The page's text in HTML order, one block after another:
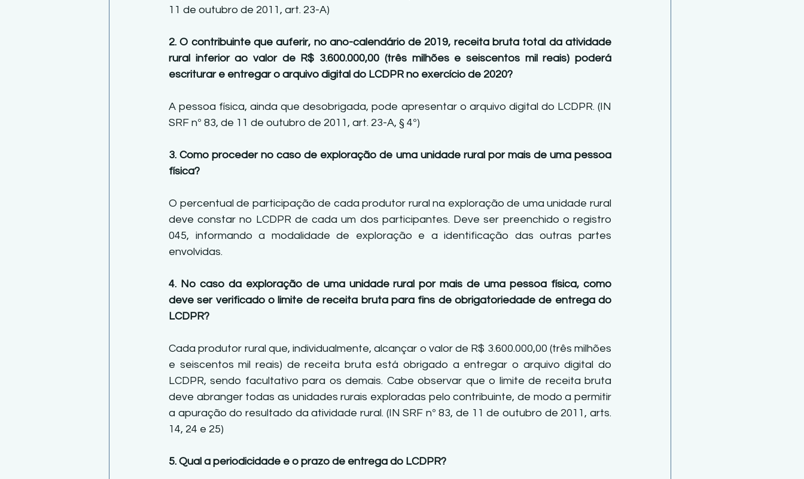
11 de outubro de 2011, art. 23-A)
2. O contribuinte que auferir, no ano-calendário de 2019, receita bruta total da atividade
rural inferior ao valor de R$ 3.600.000,00 (três milhões e seiscentos mil reais) poderá
escriturar e entregar o arquivo digital do LCDPR no exercício de 2020?
A pessoa física, ainda que desobrigada, pode apresentar o arquivo digital do LCDPR. (IN
SRF nº 83, de 11 de outubro de 2011, art. 23-A, § 4º)
3. Como proceder no caso de exploração de uma unidade rural por mais de uma pessoa
física?
O percentual de participação de cada produtor rural na exploração de uma unidade rural
deve constar no LCDPR de cada um dos participantes. Deve ser preenchido o registro
045, informando a modalidade de exploração e a identificação das outras partes
envolvidas.
4. No caso da exploração de uma unidade rural por mais de uma pessoa física, como
deve ser verificado o limite de receita bruta para fins de obrigatoriedade de entrega do
LCDPR?
Cada produtor rural que, individualmente, alcançar o valor de R$ 3.600.000,00 (três milhões
e seiscentos mil reais) de receita bruta está obrigado a entregar o arquivo digital do
LCDPR, sendo facultativo para os demais. Cabe observar que o limite de receita bruta
deve abranger todas as unidades rurais exploradas pelo contribuinte, de modo a permitir
a apuração do resultado da atividade rural. (IN SRF nº 83, de 11 de outubro de 2011, arts.
14, 24 e 25)
5. Qual a periodicidade e o prazo de entrega do LCDPR?